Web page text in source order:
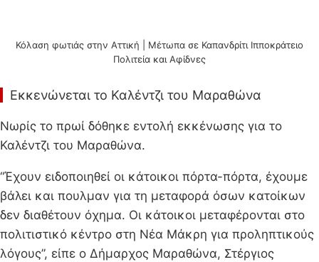
Κόλαση φωτιάς στην Αττική | Μέτωπα σε Καπανδρίτι Ιπποκράτειο
Πολιτεία και Αφίδνες
Εκκενώνεται το Καλέντζι του Μαραθώνα
Νωρίς το πρωί δόθηκε εντολή εκκένωσης για το
Καλέντζι του Μαραθώνα.
“Έχουν ειδοποιηθεί οι κάτοικοι πόρτα-πόρτα, έχουμε
βάλει και πουλμαν για τη μεταφορά όσων κατοίκων
δεν διαθέτουν όχημα. Οι κάτοικοι μεταφέρονται στο
πολιτιστικό κέντρο στη Νέα Μάκρη για προληπτικούς
λόγους”, είπε ο Δήμαρχος Μαραθώνα, Στέργιος